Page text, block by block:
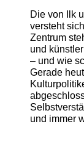
Die von Ilk
versteht
Zentrum
und
– und wie
Gerade
und immer